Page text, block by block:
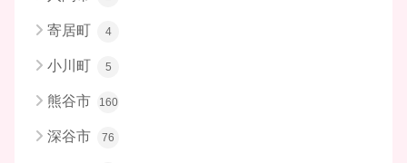
寄居町 4
小川町 5
熊谷市 160
深谷市 76